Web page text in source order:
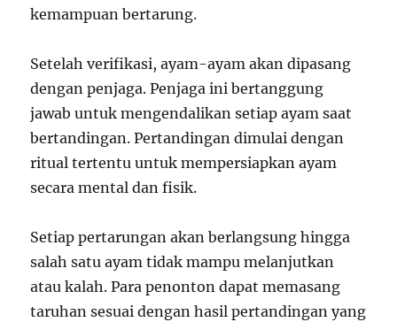
kemampuan bertarung.
Setelah verifikasi, ayam-ayam akan dipasang
dengan penjaga. Penjaga ini bertanggung
jawab untuk mengendalikan setiap ayam saat
bertandingan. Pertandingan dimulai dengan
ritual tertentu untuk mempersiapkan ayam
secara mental dan fisik.
Setiap pertarungan akan berlangsung hingga
salah satu ayam tidak mampu melanjutkan
atau kalah. Para penonton dapat memasang
taruhan sesuai dengan hasil pertandingan yang